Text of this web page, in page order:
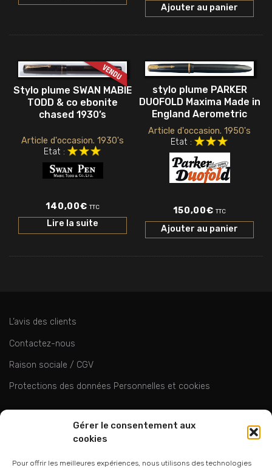
Gérer le consentement aux
cookies
Pour offrir les meilleures expériences, nous utilisons des technologies
Ajouter au panier
Stylo plume SWAN MABIE
TODD & co ebonite
chased 1930’s
Article d'occasion. 1930's
Etat :
140,00€ TTC
Lire la suite
stylo plume PARKER
DUOFOLD Maxima Made in
England Aerometric
Article d'occasion. 1950's
Etat :
150,00€ TTC
Ajouter au panier
L’avis des clients
Contactez-nous
Raison sociale / CGV
Protections des données Personnelles et cookies